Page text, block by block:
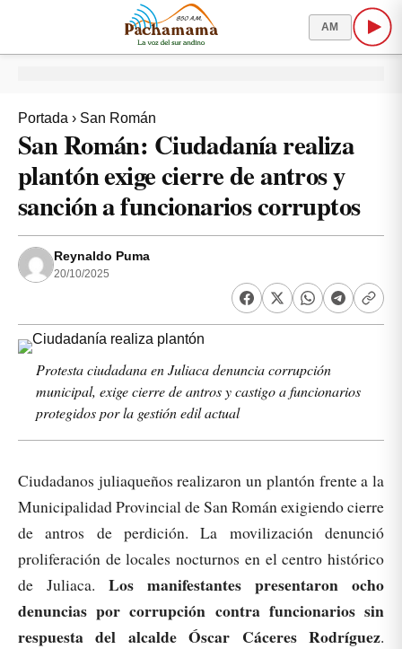
AM
Portada › San Román
San Román: Ciudadanía realiza
plantón exige cierre de antros y
sanción a funcionarios corruptos
Reynaldo Puma
20/10/2025
Protesta ciudadana en Juliaca denuncia corrupción
municipal, exige cierre de antros y castigo a funcionarios
protegidos por la gestión edil actual
Ciudadanos juliaqueños realizaron un plantón frente a la
Municipalidad Provincial de San Román exigiendo cierre
de antros de perdición. La movilización denunció
proliferación de locales nocturnos en el centro histórico
de Juliaca. Los manifestantes presentaron ocho
denuncias por corrupción contra funcionarios sin
respuesta del alcalde Óscar Cáceres Rodríguez.